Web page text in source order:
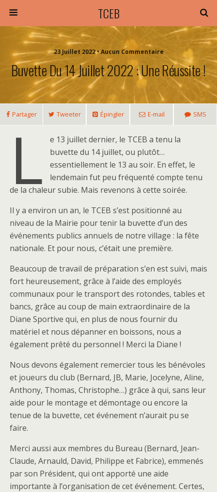
TCEB
23 Juillet 2022 • Aucun Commentaire
Buvette Du 14 Juillet 2022 : Une Réussite !
Partager Tweeter Épingler E-mail SMS
L
e 13 juillet dernier, le TCEB a tenu la
buvette du 14 juillet, ou plutôt…
essentiellement le 13 au soir. En effet, le
lendemain fut peu fréquenté compte tenu
de la chaleur subie. Mais revenons à cette soirée.
Il y a environ un an, le TCEB s’est positionné au
niveau de la Mairie pour tenir la buvette d’un des
événements publics annuels de notre village : la fête
nationale. Et pour nous, c’était une première.
Beaucoup de travail de préparation s’en est suivi, mais
fort heureusement, grâce à l’aide des employés
communaux pour le transport des rotondes, tables et
bancs, grâce au coup de main extraordinaire de la
Diane Sportive qui, en plus de nous fournir du
matériel et nous dépanner en boissons, nous a
également prêté du personnel ! Merci la Diane !
Nous devons également remercier tous les bénévoles
et joueurs du club (Bernard, JB, Marie, Jocelyne, Aline,
Anthony, Thomas, Christophe…) grâce à qui, sans leur
aide pour le montage et démontage ou encore la
tenue de la buvette, cet événement n’aurait pu se
faire.
Merci aussi aux membres du Bureau (Bernard, Jean-
Claude, Arnauld, David, Philippe et Fabrice), emmenés
par son Président, qui ont apporté une aide
importante à l’organisation de cet événement. Certes,